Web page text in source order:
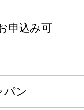
申込み可
パン